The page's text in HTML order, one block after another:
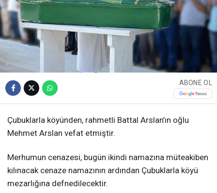
ABONE OL
Çubuklarla köyünden, rahmetli Battal Arslan’ın oğlu
Mehmet Arslan vefat etmiştir.
Merhumun cenazesi, bugün ikindi namazına müteakiben
kılınacak cenaze namazının ardından Çubuklarla köyü
mezarlığına defnedilecektir.